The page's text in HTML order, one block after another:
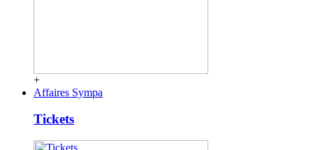
+
Affaires Sympa
Tickets